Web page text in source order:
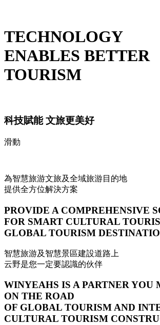
TECHNOLOGY
ENABLES BETTER
TOURISM
科技賦能 文旅更美好
滑動
為智慧旅游文旅及全域旅游目的地
提供全方位解決方案
PROVIDE A COMPREHENSIVE
FOR SMART CULTURAL
GLOBAL TOURISM
智慧旅游及智慧景區建設道路上
云野是您一定要認識的伙伴
WINYEAHS IS A PARTNER YOU
ON THE ROAD
OF GLOBAL TOURISM AND
CULTURAL TOURISM